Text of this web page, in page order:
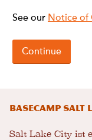
Basecamp Salt
Salt Lake City ist